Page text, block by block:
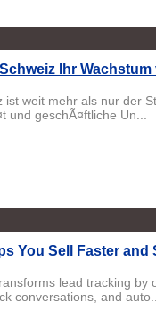
Ihr Wachstum
weit mehr als nur der
und geschÃ¤ftliche Un...
You Sell Faster and
lead tracking
conversations, and auto...